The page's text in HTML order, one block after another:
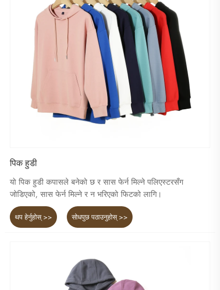
पिक हुडी
यो पिक हुडी कपासले बनेको छ र सास फेर्न मिल्ने पलिएस्टरसँग
जोडिएको, सास फेर्न मिल्ने र न भरिएको फिटको लागि।
थप हेर्नुहोस् >> सोधपुछ पठाउनुहोस् >>